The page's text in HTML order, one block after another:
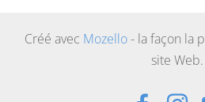
Créé avec Mozello- la façon la
site Web.